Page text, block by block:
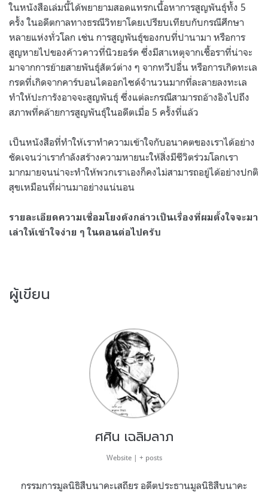
ในหนังสือเล่มนี้ได้พยายามสอดแทรกเนื้อหาการสูญพันธุ์ทั้ง 5
ครั้ง ในอดีตกาลทางธรณีวิทยาโดยเปรียบเทียบกับกรณีศึกษา
หลายแห่งทั่วโลก เช่น การสูญพันธุ์ของกบที่ปานามา หรือการ
สูญหายไปของค้าวคาวที่นิวยอร์ค ซึ่งมีสาเหตุจากเชื้อราที่น่าจะ
มาจากการย้ายสายพันธุ์สัตว์ต่าง ๆ จากทวีปอื่น หรือการเกิดทะเล
กรดที่เกิดจากคาร์บอนไดออกไซด์จำนวนมากที่ละลายลงทะเล
ทำให้ปะการังอาจจะสูญพันธุ์ ซึ่งแต่ละกรณีสามารถอ้างอิงไปถึง
สภาพที่คล้ายการสูญพันธุ์ในอดีตเมื่อ 5 ครั้งที่แล้ว
เป็นหนังสือที่ทำให้เราทำความเข้าใจกับอนาคตของเราได้อย่าง
ชัดเจนว่าเรากำลังสร้างความหายนะให้สิ่งมีชีวิตร่วมโลกเรา
มากมายจนน่าจะทำให้พวกเราเองก็คงไม่สามารถอยู่ได้อย่างปกติ
สุขเหมือนที่ผ่านมาอย่างแน่นอน
รายละเอียดความเชื่อมโยงดังกล่าวเป็นเรื่องที่ผมตั้งใจจะมา
เล่าให้เข้าใจง่าย ๆ ในตอนต่อไปครับ
ผู้เขียน
ศศิน เฉลิมลาภ
Website | + posts
กรรมการมูลนิธิสืบนาคะเสถียร อดีตประธานมูลนิธิสืบนาคะ